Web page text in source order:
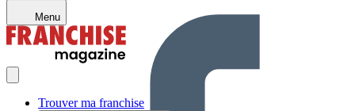
Menu
Trouver ma franchise